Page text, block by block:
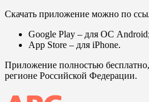
Скачать приложение можно по
Google Play – для ОС Android;
App Store – для iPhone.
Приложение полностью
регионе Российской Федерации.